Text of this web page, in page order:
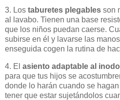
3. Los taburetes plegables son
al lavabo. Tienen una base
que los niños puedan caerse.
subirse en él y lavarse las
enseguida cogen la rutina de
4. El asiento adaptable al
para que tus hijos se
donde lo harán cuando se
tener que estar sujetándolos